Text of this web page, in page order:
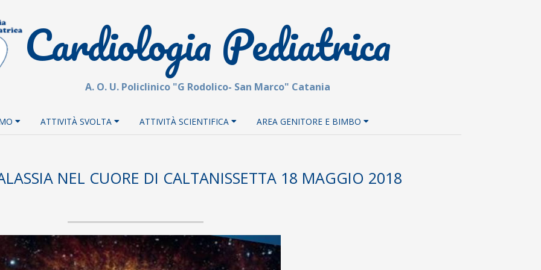
Cardiologia Pediatrica
A. O. U. Policlinico "G Rodolico- San Marco" Catania
ATTIVITÀ SVOLTA ATTIVITÀ SCIENTIFICA AREA GENITORE E BIMBO
NEL CUORE DI CALTANISSETTA 18 MAGGIO 2018